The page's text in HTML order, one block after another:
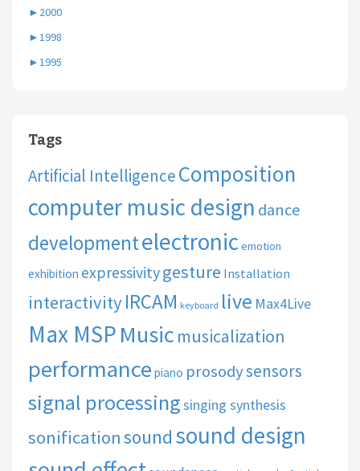
► 2000
►1998
►1995
Tags
Artificial IntelligenceComposition
computer music design dance
developmentelectronic emotion
exhibition expressivitygesture Installation
interactivity IRCAM keyboard live Max4Live
Max MSPMusic musicalization
performance piano prosodysensors
signal processingsinging synthesis
sonificationsound sound design